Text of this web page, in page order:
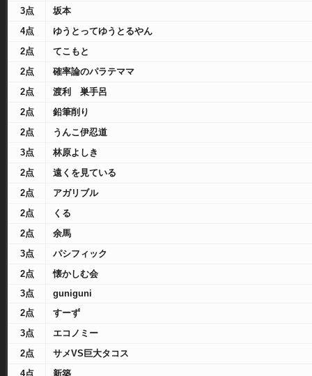
3点
坂本
4点
ゆうとってゆうとるやん
2点
てこもと
2点
確率論のパラテママ
2点
渡利 巣手呂
2点
鉛筆削り
2点
うんこ伊忍道
3点
林原よしき
2点
遠くを見ている
2点
アガリブル
2点
くる
2点
余馬
3点
パシフィック
2点
懐かしむ会
3点
guniguni
2点
すーず
3点
エコノミー
2点
サメVS巨大タコス
4点
新築